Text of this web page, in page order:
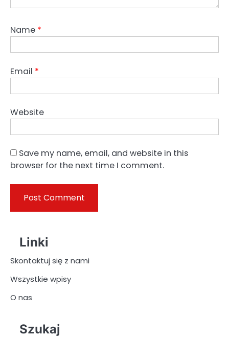
Name *
Email *
Website
Save my name, email, and website in this
browser for the next time I comment.
Linki
Skontaktuj się z nami
Wszystkie wpisy
O nas
Szukaj